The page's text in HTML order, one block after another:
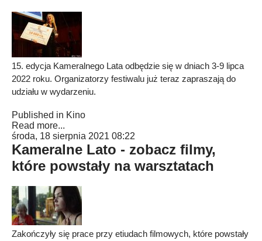
15. edycja Kameralnego Lata odbędzie się w dniach 3-9 lipca
2022 roku. Organizatorzy festiwalu już teraz zapraszają do
udziału w wydarzeniu.
Published in Kino
Read more...
środa, 18 sierpnia 2021 08:22
Kameralne Lato - zobacz filmy,
które powstały na warsztatach
Zakończyły się prace przy etiudach filmowych, które powstały